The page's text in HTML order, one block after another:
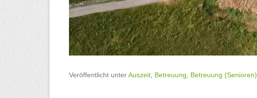
Veröffentlicht unterAuszeit Betreuung Betreuung (Senioren)